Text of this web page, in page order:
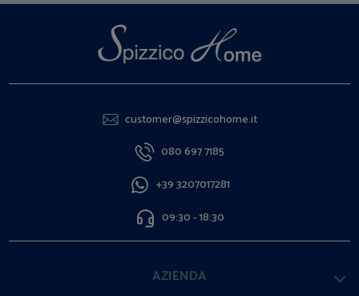
customer@spizzicohome.it
080 697 7185
+39 3207017281
09:30 - 18:30
AZIENDA